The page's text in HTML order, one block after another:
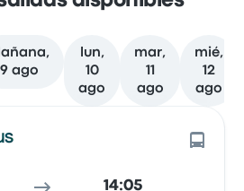
9 ago
lun,
10
ago
mar,
11
ago
mié,
12
ago
14:05